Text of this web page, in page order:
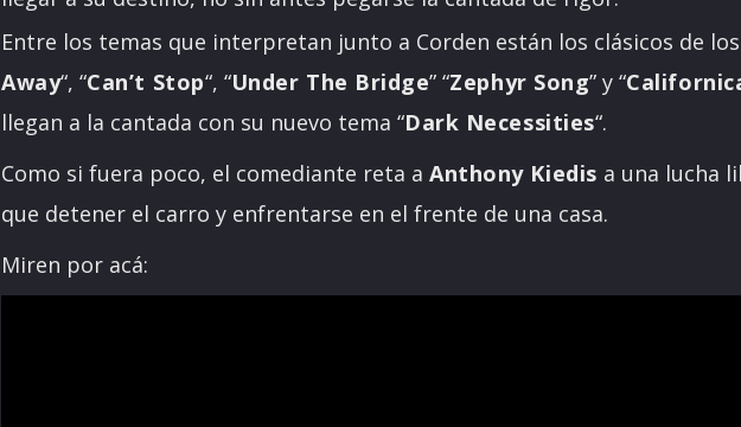
Entre los temas que interpretan junto a Corden están los clásicos de los
Away“, “Can’t Stop“, “Under The Bridge” “Zephyr Song” y “
llegan a la cantada con su nuevo tema “Dark Necessities“.
Como si fuera poco, el comediante reta aAnthony Kiedis a una lucha
que detener el carro y enfrentarse en el frente de una casa.
Miren por acá: